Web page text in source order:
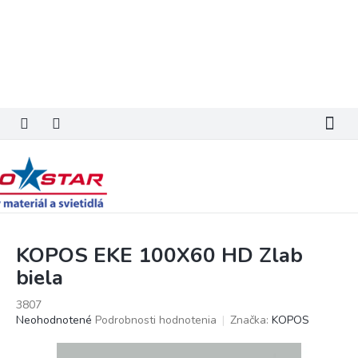
KOPOS EKE 100X60 HD Zlab
biela
3807
Priemerné
Neohodnotené Podrobnosti hodnotenia Značka: KOPOS